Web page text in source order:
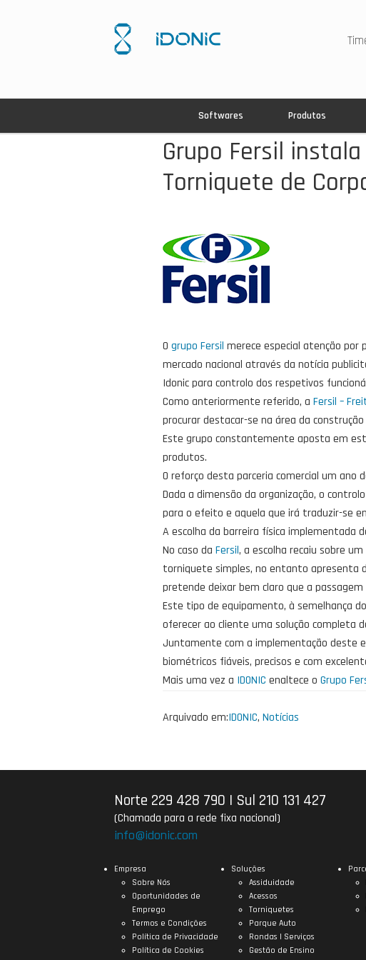
Softwares Produtos
Grupo Fersil
Torniquete de
Ogrupo Fersil merece especial atenção por
mercado nacional através da notícia
Idonic para controlo dos respetivos
Como anteriormente referido, aFersil –
procurar destacar-se na área da
Este grupo constantemente aposta em
produtos.
O reforço desta parceria comercial um ano
Dada a dimensão da organização, o
para o efeito e aquela que irá traduzir-se
A escolha da barreira física implementada
No caso daFersil, a escolha recaiu sobre
torniquete simples, no entanto apresenta
pretende deixar bem claro que a
Este tipo de equipamento, à semelhança
oferecer ao cliente uma solução completa
Juntamente com a implementação deste
biométricos fiáveis, precisos e com
Mais uma vez a IDONIC enaltece oGrupo
Arquivado em:IDONIC,Notícias
Norte 229 428 790 | Sul 210 131 427
(Chamada para a rede fixa nacional)
info@idonic.com
Empresa
Sobre Nós
Oportunidades de
Emprego
Termos e Condições
Política de Privacidade
Política de Cookies
Soluções
Assiduidade
Acessos
Torniquetes
Parque Auto
Rondas | Serviços
Gestão de Ensino